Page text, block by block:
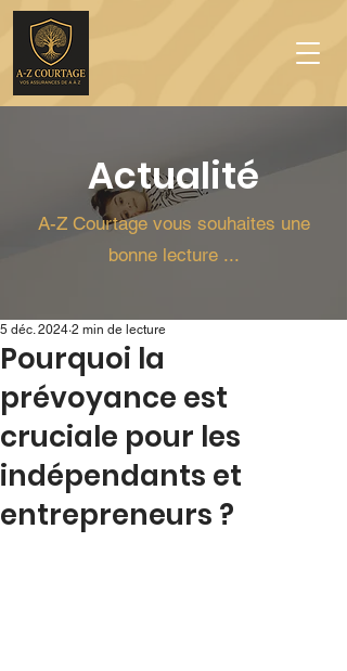
Actualité
A-Z Courtage vous souhaites une
bonne lecture ...
Pourquoi la
prévoyance est
cruciale pour les
indépendants et
entrepreneurs ?
5 déc. 2024 2 min de lecture